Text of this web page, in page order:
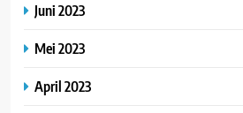
Juni 2023
Mei 2023
April 2023